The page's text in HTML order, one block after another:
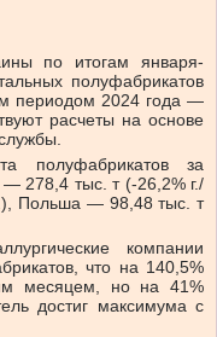
по итогам января-
полуфабрикатов
периодом 2024 года —
расчеты на основе
полуфабрикатов за
278,4 тыс. т (-26,2% г./
Польша — 98,48 тыс. т
компании
что на 140,5%
месяцем, но на 41%
достиг максимума с